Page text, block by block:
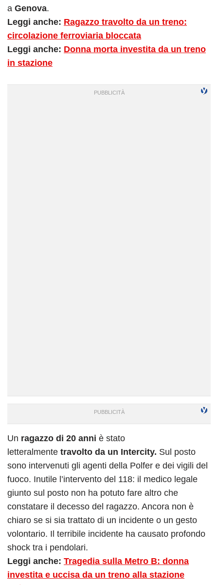
a Genova.
Leggi anche: Ragazzo travolto da un treno:
circolazione ferroviaria bloccata
Leggi anche: Donna morta investita da un treno
in stazione
Un ragazzo di 20 anni è stato
letteralmente travolto da un Intercity. Sul posto
sono intervenuti gli agenti della Polfer e dei vigili del
fuoco. Inutile l’intervento del 118: il medico legale
giunto sul posto non ha potuto fare altro che
constatare il decesso del ragazzo. Ancora non è
chiaro se si sia trattato di un incidente o un gesto
volontario. Il terribile incidente ha causato profondo
shock tra i pendolari.
Leggi anche: Tragedia sulla Metro B: donna
investita e uccisa da un treno alla stazione